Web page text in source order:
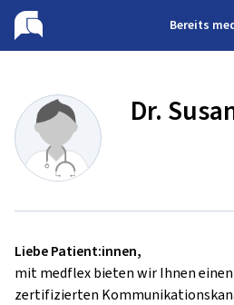
Bereits
Dr.
Liebe Patient:innen,
mit medflex bieten wir Ihnen
zertifizierten